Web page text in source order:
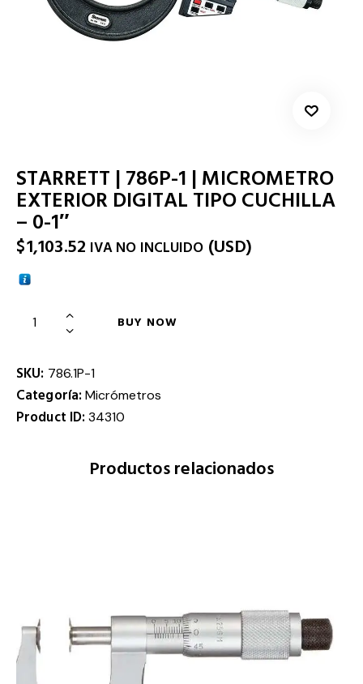
STARRETT | 786P-1 | MICROMETRO
EXTERIOR DIGITAL TIPO CUCHILLA
– 0-1″
$1,103.52 IVA NO INCLUIDO (USD)
BUY NOW
SKU: 786.1P-1
Categoría:Micrómetros
Product ID:34310
Productos relacionados